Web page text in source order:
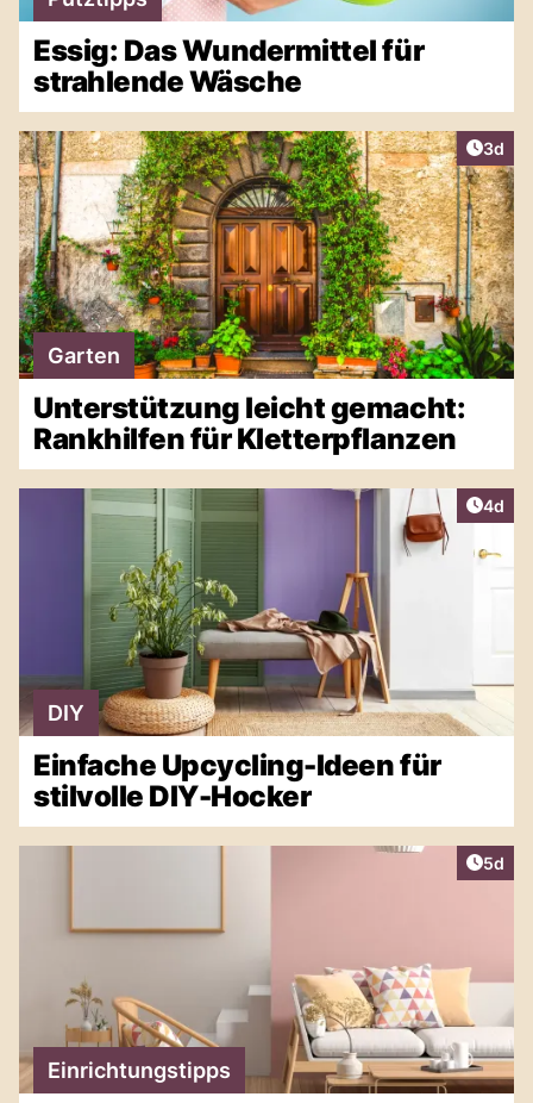
Essig: Das Wundermittel für
strahlende Wäsche
3d
Garten
Unterstützung leicht gemacht:
Rankhilfen für Kletterpflanzen
4d
DIY
Einfache Upcycling-Ideen für
stilvolle DIY-Hocker
5d
Einrichtungstipps